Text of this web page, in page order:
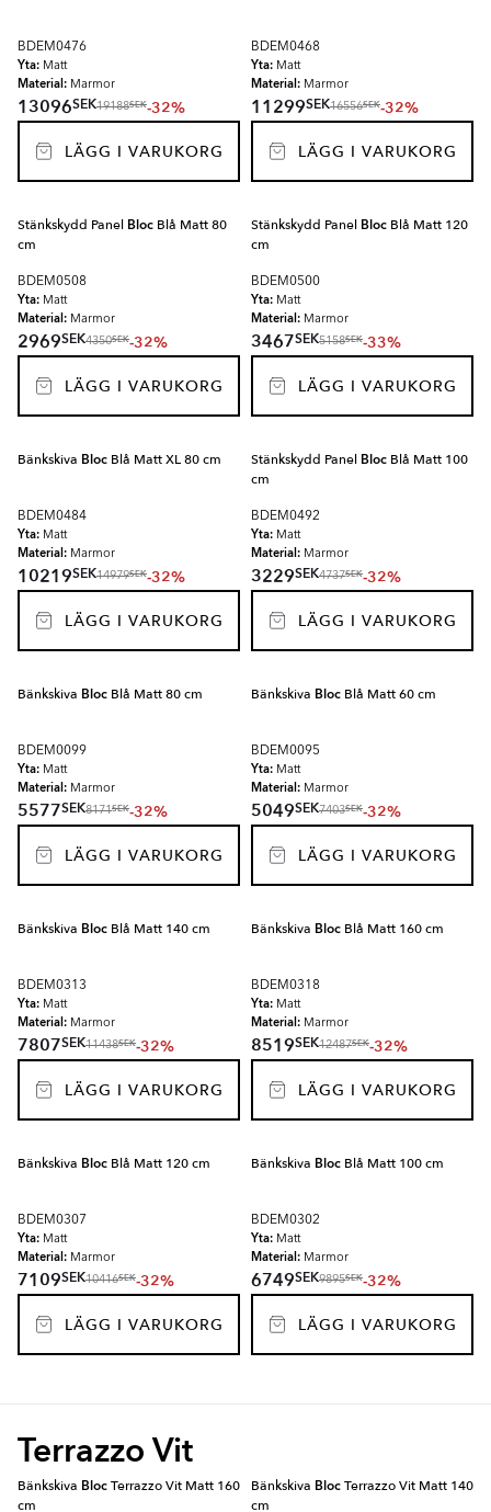
BDEM0476
Yta: Matt
Material: Marmor
13096SEK19188SEK-32%
LÄGG I VARUKORG
BDEM0468
Yta: Matt
Material: Marmor
11299SEK16556SEK-32%
LÄGG I VARUKORG
Stänkskydd Panel Bloc Blå Matt 80
cm
BDEM0508
Yta: Matt
Material: Marmor
2969SEK4350SEK-32%
LÄGG I VARUKORG
Stänkskydd Panel Bloc Blå Matt 120
cm
BDEM0500
Yta: Matt
Material: Marmor
3467SEK5158SEK-33%
LÄGG I VARUKORG
Bänkskiva Bloc Blå Matt XL 80 cm
BDEM0484
Yta: Matt
Material: Marmor
10219SEK14979SEK-32%
LÄGG I VARUKORG
Stänkskydd Panel Bloc Blå Matt 100
cm
BDEM0492
Yta: Matt
Material: Marmor
3229SEK4737SEK-32%
LÄGG I VARUKORG
Bänkskiva Bloc Blå Matt 80 cm
BDEM0099
Yta: Matt
Material: Marmor
5577SEK8171SEK-32%
LÄGG I VARUKORG
Bänkskiva Bloc Blå Matt 60 cm
BDEM0095
Yta: Matt
Material: Marmor
5049SEK7403SEK-32%
LÄGG I VARUKORG
Bänkskiva Bloc Blå Matt 140 cm
BDEM0313
Yta: Matt
Material: Marmor
7807SEK11438SEK-32%
LÄGG I VARUKORG
Bänkskiva Bloc Blå Matt 160 cm
BDEM0318
Yta: Matt
Material: Marmor
8519SEK12487SEK-32%
LÄGG I VARUKORG
Bänkskiva Bloc Blå Matt 120 cm
BDEM0307
Yta: Matt
Material: Marmor
7109SEK10416SEK-32%
LÄGG I VARUKORG
Bänkskiva Bloc Blå Matt 100 cm
BDEM0302
Yta: Matt
Material: Marmor
6749SEK9895SEK-32%
LÄGG I VARUKORG
Terrazzo Vit
Bänkskiva BlocTerrazzo Vit Matt 160
cm
Bänkskiva BlocTerrazzo Vit Matt 140
cm